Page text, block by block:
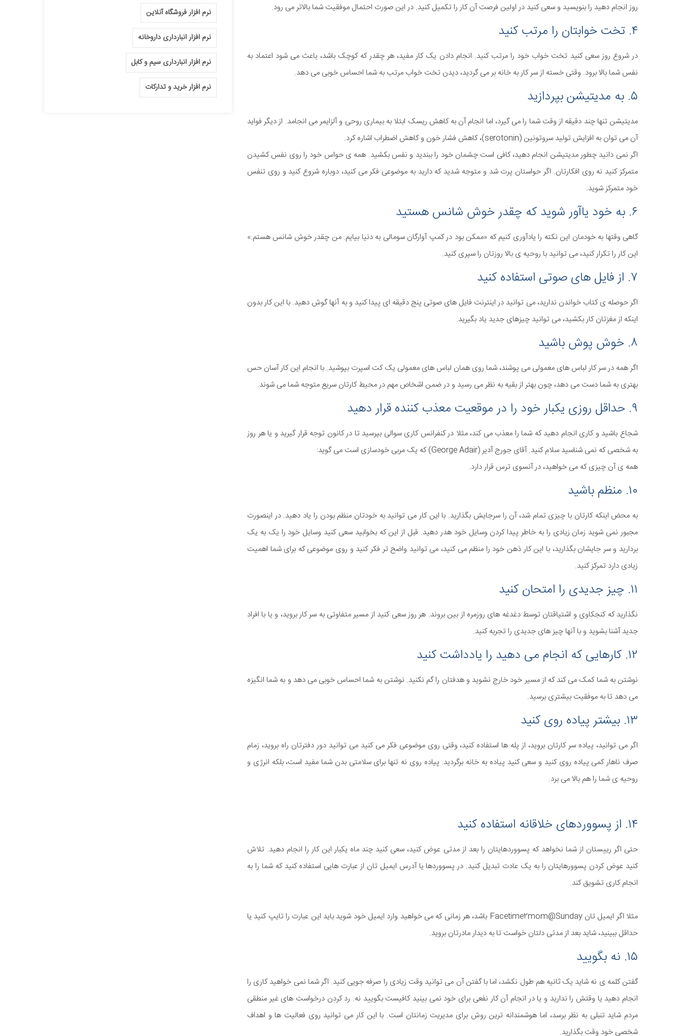
روز انجام دهید را بنویسید و سعی کنید در اولین فرصت آن کار را تکمیل کنید. در این صورت احتمال موفقیت شما بالاتر می رود.
۴. تخت خوابتان را مرتب کنید
در شروع روز سعی کنید تخت خواب خود را مرتب کنید. انجام دادن یک کار مفید، هر چقدر که کوچک باشد، باعث می شود اعتماد به
نفس شما بالا برود. وقتی خسته از سر کار به خانه بر می گردید، دیدن تخت خواب مرتب به شما احساس خوبی می دهد.
۵. به مدیتیشن بپردازید
مدیتیشن تنها چند دقیقه از وقت شما را می گیرد، اما انجام آن به کاهش ریسک ابتلا به بیماری روحی و آلزایمر می انجامد. از دیگر فواید
آن می توان به افزایش تولید سروتونین (serotonin)، کاهش فشار خون و کاهش اضطراب اشاره کرد.
اگر نمی دانید چطور مدیتیشن انجام دهید، کافی است چشمان خود را ببندید و نفس بکشید. همه ی حواس خود را روی نفس کشیدن
متمرکز کنید نه روی افکارتان. اگر حواستان پرت شد و متوجه شدید که دارید به موضوعی فکر می کنید، دوباره شروع کنید و روی تنفس
خود متمرکز شوید.
۶. به خود یاآور شوید که چقدر خوش شانس هستید
گاهی وقتها به خودمان این نکته را یادآوری کنیم که «ممکن بود در کمپ آوارگان سومالی به دنیا بیایم. من چقدر خوش شانس هستم.»
این کار را تکرار کنید، می توانید با روحیه ی بالا روزتان را سپری کنید.
۷. از فایل های صوتی استفاده کنید
اگر حوصله ی کتاب خواندن ندارید، می توانید در اینترنت فایل های صوتی پنج دقیقه ای پیدا کنید و به آنها گوش دهید. با این کار بدون
اینکه از مغزتان کار بکشید، می توانید چیزهای جدید یاد بگیرید.
۸. خوش پوش باشید
اگر همه در سر کار لباس های معمولی می پوشند، شما روی همان لباس های معمولی یک کت اسپرت بپوشید. با انجام این کار آسان حس
بهتری به شما دست می دهد، چون بهتر از بقیه به نظر می رسید و در ضمن اشخاص مهم در محیط کارتان سریع متوجه شما می شوند.
۹. حداقل روزی یکبار خود را در موقعیت معذب کننده قرار دهید
شجاع باشید و کاری انجام دهید که شما را معذب می کند، مثلا در کنفرانس کاری سوالی بپرسید تا در کانون توجه قرار گیرید و یا هر روز
به شخصی که نمی شناسید سلام کنید. آقای جورج آدیر (George Adair) که یک مربی خودسازی است می گوید:
همه ی آن چیزی که می خواهید، در آنسوی ترس قرار دارد.
۱۰. منظم باشید
به محض اینکه کارتان با چیزی تمام شد، آن را سرجایش بگذارید. با این کار می توانید به خودتان منظم بودن را یاد دهید. در اینصورت
مجبور نمی شوید زمان زیادی را به خاطر پیدا کردن وسایل خود هدر دهید. قبل از این که بخوابید سعی کنید وسایل خود را یک به یک
بردارید و سر جایشان بگذارید، با این کار ذهن خود را منظم می کنید، می توانید واضح تر فکر کنید و روی موضوعی که برای شما اهمیت
زیادی دارد تمرکز کنید.
۱۱. چیز جدیدی را امتحان کنید
نگذارید که کنجکاوی و اشتیاقتان توسط دغدغه های روزمره از بین بروند. هر روز سعی کنید از مسیر متفاوتی به سر کار بروید، و یا با افراد
جدید آشنا بشوید و با آنها چیز های جدیدی را تجربه کنید.
۱۲. کارهایی که انجام می دهید را یادداشت کنید
نوشتن به شما کمک می کند که از مسیر خود خارج نشوید و هدفتان را گم نکنید. نوشتن به شما احساس خوبی می دهد و به شما انگیزه
می دهد تا به موفقیت بیشتری برسید.
۱۳. بیشتر پیاده روی کنید
اگر می توانید، پیاده سر کارتان بروید، از پله ها استفاده کنید، وقتی روی موضوعی فکر می کنید می توانید دور دفترتان راه بروید، زمام
صرف ناهار کمی پیاده روی کنید و سعی کنید پیاده به خانه برگردید. پیاده روی نه تنها برای سلامتی بدن شما مفید است، بلکه انرژی و
روحیه ی شما را هم بالا می برد.
۱۴. از پسووردهای خلاقانه استفاده کنید
حتی اگر رییستان از شما نخواهد که پسووردهایتان را بعد از مدتی عوض کنید، سعی کنید چند ماه یکبار این کار را انجام دهید. تلاش
کنید عوض کردن پسوورهایتان را به یک عادت تبدیل کنید. در پسووردها یا آدرس ایمیل تان از عبارت هایی استفاده کنید که شما را به
انجام کاری تشویق کند.
مثلا اگر ایمیل تان Facetime2mom@Sunday باشد، هر زمانی که می خواهید وارد ایمیل خود شوید باید این عبارت را تایپ کنید یا
حداقل ببینید، شاید بعد از مدتی دلتان خواست تا به دیدار مادرتان بروید.
۱۵. نه بگویید
گفتن کلمه ی نه شاید یک ثانیه هم طول نکشد، اما با گفتن آن می توانید وقت زیادی را صرفه جویی کنید. اگر شما نمی خواهید کاری را
انجام دهید یا وقتش را ندارید و یا در انجام آن کار نفعی برای خود نمی بینید کافیست بگویید نه. رد کردن درخواست های غیر منطقی
مردم شاید تنبلی به نظر برسد، اما هوشمندانه ترین روش برای مدیریت زمانتان است. با این کار می توانید روی فعالیت ها و اهداف
شخصی خود وقت بگذارید.
نرم افزار فروشگاه آنلاین
نرم افزار انبارداری داروخانه
نرم افزار انبارداری سیم و کابل
نرم افزار خرید و تدارکات